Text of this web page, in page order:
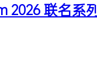
2026 联名系列